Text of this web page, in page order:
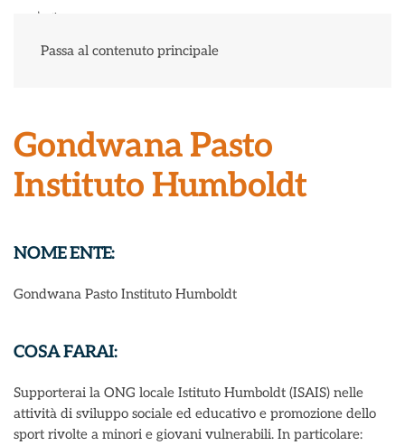
Passa al contenuto principale
Gondwana Pasto
Instituto Humboldt
NOME ENTE:
Gondwana Pasto Instituto Humboldt
COSA FARAI:
Supporterai la ONG locale Istituto Humboldt (ISAIS) nelle
attività di sviluppo sociale ed educativo e promozione dello
sport rivolte a minori e giovani vulnerabili. In particolare: